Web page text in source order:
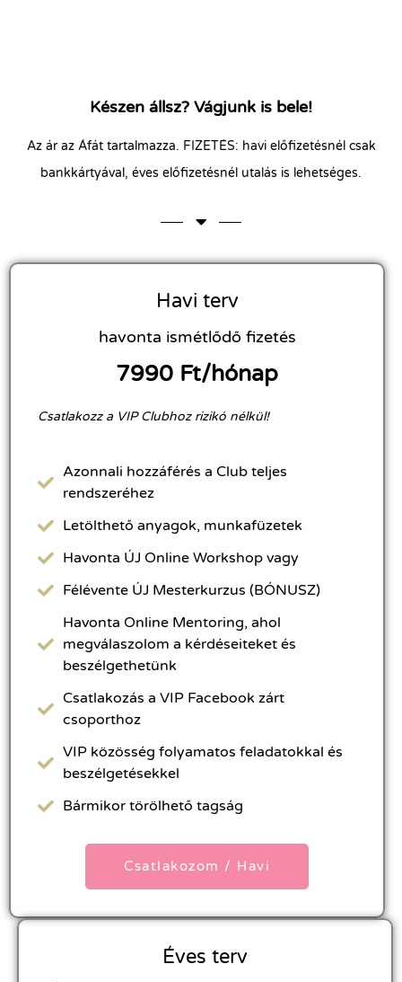
Készen állsz? Vágjunk is bele!
Az ár az Áfát tartalmazza. FIZETÉS: havi előfizetésnél csak
bankkártyával, éves előfizetésnél utalás is lehetséges.
Havi terv
havonta ismétlődő fizetés
7990 Ft/hónap
Csatlakozz a VIP Clubhoz rizikó nélkül!
Azonnali hozzáférés a Club teljes
rendszeréhez
Letölthető anyagok, munkafüzetek
Havonta ÚJ Online Workshop vagy
Félévente ÚJ Mesterkurzus (BÓNUSZ)
Havonta Online Mentoring, ahol
megválaszolom a kérdéseiteket és
beszélgethetünk
Csatlakozás a VIP Facebook zárt
csoporthoz
VIP közösség folyamatos feladatokkal és
beszélgetésekkel
Bármikor törölhető tagság
Csatlakozom / Havi
Éves terv